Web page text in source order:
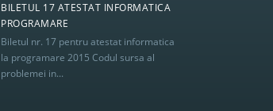
BILETUL 17 ATESTAT INFORMATICA
PROGRAMARE
Biletul nr. 17 pentru atestat informatica
la programare 2015 Codul sursa al
problemei in...